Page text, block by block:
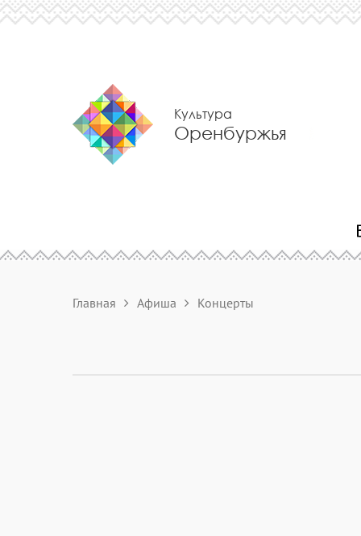
Культура
Оренбуржья
Главная Афиша Концерты